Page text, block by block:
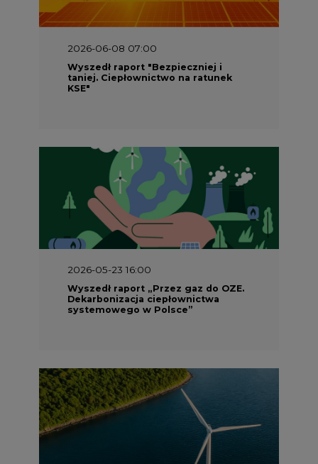
2026-06-08 07:00
Wyszedł raport "Bezpieczniej i
taniej. Ciepłownictwo na ratunek
KSE"
2026-05-23 16:00
Wyszedł raport „Przez gaz do OZE.
Dekarbonizacja ciepłownictwa
systemowego w Polsce”